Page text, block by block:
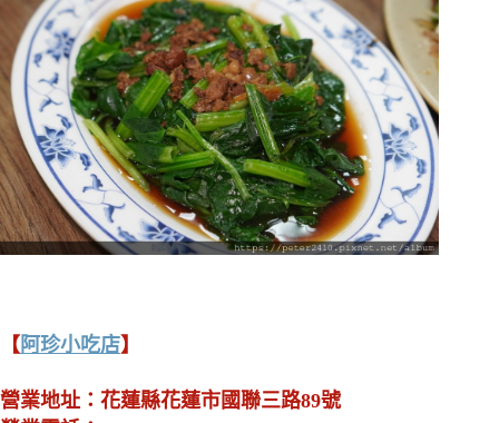
【 阿珍小吃店】
營業地址：花蓮縣花蓮市國聯三路89號